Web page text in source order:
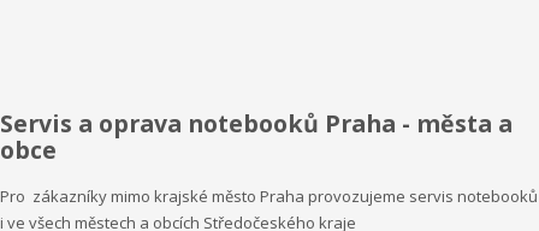
Servis a oprava notebooků Praha - města a
obce
Pro zákazníky mimo krajské město Praha provozujeme servis notebooků
i ve všech městech a obcích Středočeského kraje